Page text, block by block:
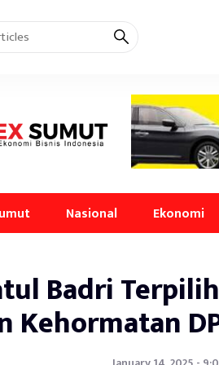
Nasional Ekonomi
Badri
Kehormatan